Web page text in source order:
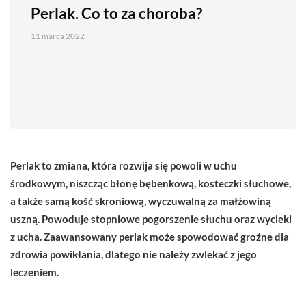
Perlak. Co to za choroba?
11 marca 2022
Perlak to zmiana, która rozwija się powoli w uchu
środkowym, niszcząc błonę bębenkową, kosteczki słuchowe,
a także samą kość skroniową, wyczuwalną za małżowiną
uszną. Powoduje stopniowe pogorszenie słuchu oraz wycieki
z ucha. Zaawansowany perlak może spowodować groźne dla
zdrowia powikłania, dlatego nie należy zwlekać z jego
leczeniem.